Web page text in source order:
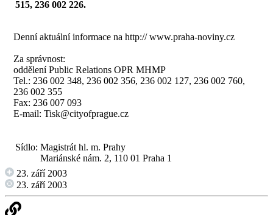
515, 236 002 226.
Denní aktuální informace na http:// www.praha-noviny.cz
Za správnost:
oddělení Public Relations OPR MHMP
Tel.: 236 002 348, 236 002 356, 236 002 127, 236 002 760,
236 002 355
Fax: 236 007 093
E-mail: Tisk@cityofprague.cz
Sídlo: Magistrát hl. m. Prahy
Mariánské nám. 2, 110 01 Praha 1
23. září 2003
23. září 2003